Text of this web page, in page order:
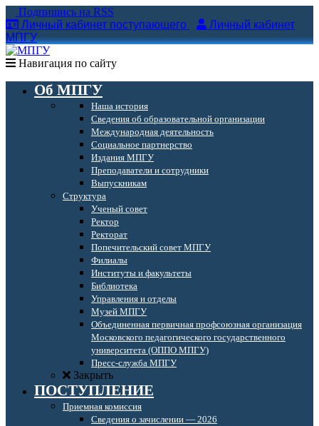
Подпишись на RSS
Личный кабинет поступающего
Личный кабинет
МПГУ
Навигация по сайту
Об МПГУ
Наша история
Сведения об образовательной организации
Международная деятельность
Социальное партнерство
Издания МПГУ
Преподаватели и сотрудники
Выпускникам
Структура
Ученый совет
Ректор
Ректорат
Попечительский совет МПГУ
Филиалы
Институты и факультеты
Библиотека
Управления и отделы
Музей МПГУ
Объединенная первичная профсоюзная организация
Московского педагогического государственного
университета (ОППО МПГУ)
Пресс-служба МПГУ
Закрыть
ПОСТУПЛЕНИЕ
Приемная комиссия
Сведения о зачислении — 2026